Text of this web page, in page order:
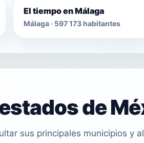
El tiempo en Málaga
Málaga · 597 173 habitantes
de
sus principales municipios y